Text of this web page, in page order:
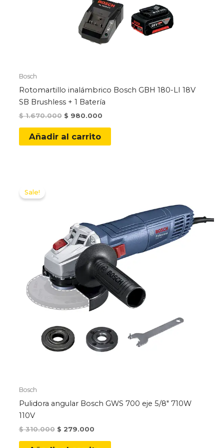
Bosch
Rotomartillo inalámbrico Bosch GBH 180-LI 18V
SB Brushless + 1 Batería
$1.670.000 Original
was:
$ 1.670.000.
$ 980.000Current
Añadir al carrito
Sale!
Bosch
Pulidora angular Bosch GWS 700 eje 5/8″ 710W
110V
$310.000 Original
was:
$ 279.000Current